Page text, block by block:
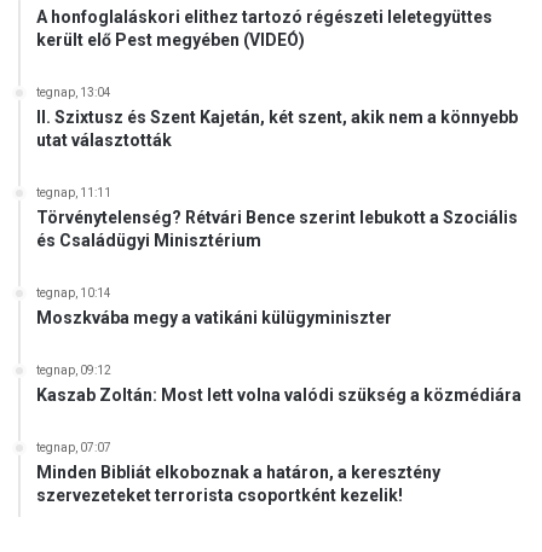
A honfoglaláskori elithez tartozó régészeti leletegyüttes
került elő Pest megyében (VIDEÓ)
tegnap, 13:04
II. Szixtusz és Szent Kajetán, két szent, akik nem a könnyebb
utat választották
tegnap, 11:11
Törvénytelenség? Rétvári Bence szerint lebukott a Szociális
és Családügyi Minisztérium
tegnap, 10:14
Moszkvába megy a vatikáni külügyminiszter
tegnap, 09:12
Kaszab Zoltán: Most lett volna valódi szükség a közmédiára
tegnap, 07:07
Minden Bibliát elkoboznak a határon, a keresztény
szervezeteket terrorista csoportként kezelik!